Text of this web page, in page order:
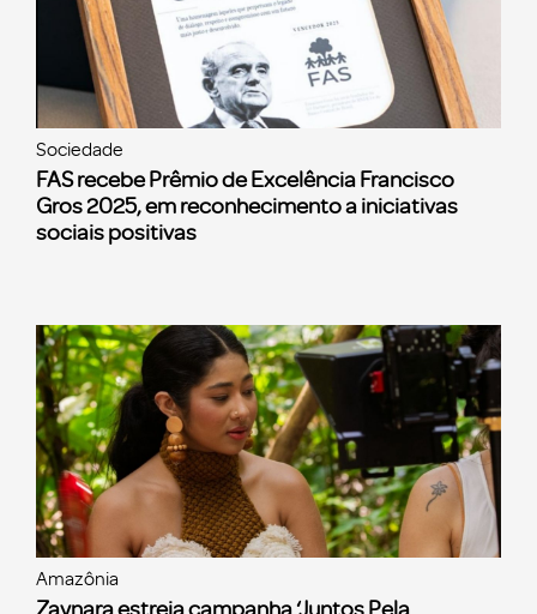
Sociedade
FAS recebe Prêmio de Excelência Francisco
Gros 2025, em reconhecimento a iniciativas
sociais positivas
Amazônia
Zaynara estreia campanha ‘Juntos Pela